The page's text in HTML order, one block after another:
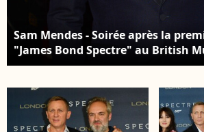
Sam Mendes - Soirée après la
"James Bond Spectre" au British
Londres le 26 octobre 2015.